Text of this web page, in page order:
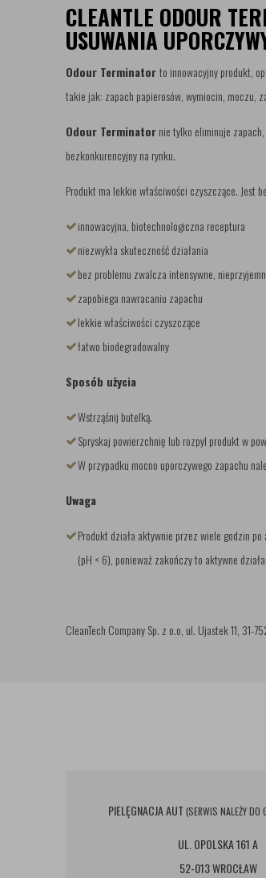
CLEANTLE ODOUR
USUWANIA
Odour Terminatorto innowacyjny produkt,
takie jak: zapach papierosów, wymiocin, moczu,
Odour Terminatornie tylko eliminuje
bezkonkurencyjny na rynku.
Produkt ma lekkie właściwości czyszczące. Jest
innowacyjna, biotechnologiczna receptura
niezwykła skuteczność działania
bez problemu zwalcza intensywne,
zapobiega nawracaniu zapachu
lekkie właściwości czyszczące
łatwo biodegradowalny
Sposób użycia
Wstrząśnij butelką.
Spryskaj powierzchnię lub rozpyl produkt w
W przypadku mocno uporczywego zapachu
Uwaga
Produkt działa aktywnie przez wiele godzin
(pH < 6), ponieważ zakończy to aktywne
CleanTech Company Sp. z o.o, ul. Ujastek 11,
PIELĘGNACJA AUT (SERWIS NALEŻY DO
UL. OPOLSKA 161 A
52-013 WROCŁAW